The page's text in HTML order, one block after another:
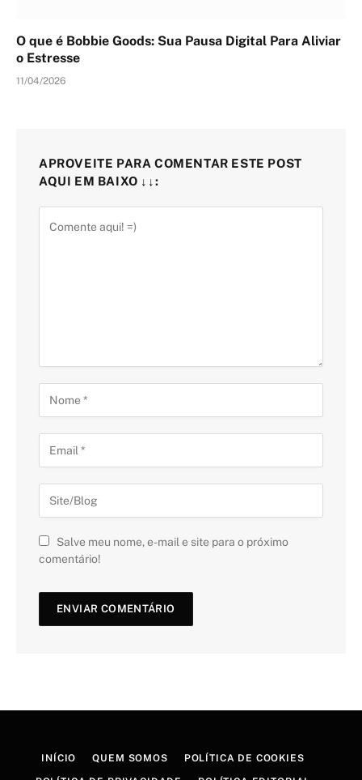
O que é Bobbie Goods: Sua Pausa Digital Para Aliviar
o Estresse
11/04/2026
APROVEITE PARA COMENTAR ESTE POST
AQUI EM BAIXO ↓↓:
Salve meu nome, e-mail e site para o próximo
comentário!
INÍCIO QUEM SOMOS POLÍTICA DE COOKIES